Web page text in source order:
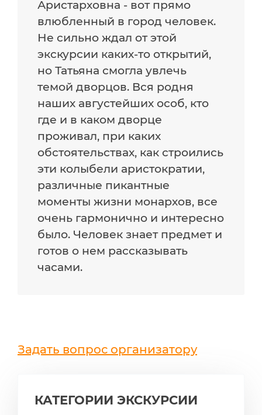
Аристарховна - вот прямо
влюбленный в город человек.
Не сильно ждал от этой
экскурсии каких-то открытий,
но Татьяна смогла увлечь
темой дворцов. Вся родня
наших августейших особ, кто
где и в каком дворце
проживал, при каких
обстоятельствах, как строились
эти колыбели аристократии,
различные пикантные
моменты жизни монархов, все
очень гармонично и интересно
было. Человек знает предмет и
готов о нем рассказывать
часами.
Задать вопрос организатору
КАТЕГОРИИ ЭКСКУРСИИ